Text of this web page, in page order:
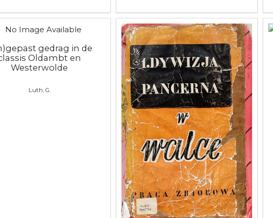
gedrag in de
Oldambt en
Westerwolde
Luth, G.